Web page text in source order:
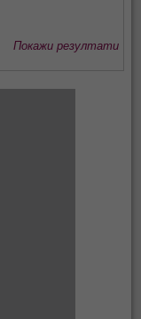
Покажи резултати